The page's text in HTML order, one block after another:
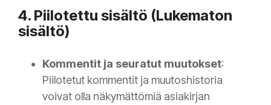
4. Piilotettu sisältö (Lukematon
sisältö)
Kommentit ja seuratut muutokset:
Piilotetut kommentit ja muutoshistoria
voivat olla näkymättömiä asiakirjan